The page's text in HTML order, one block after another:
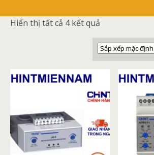
Hiển thị tất cả 4 kết quả